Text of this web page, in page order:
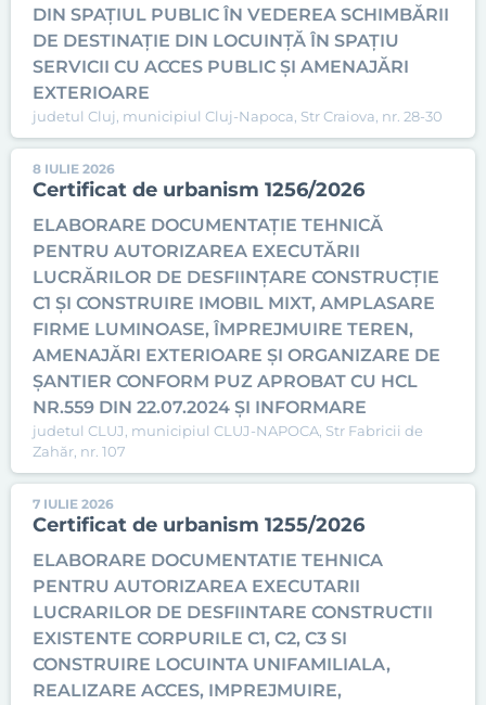
DIN SPAȚIUL PUBLIC ÎN VEDEREA SCHIMBĂRII
DE DESTINAȚIE DIN LOCUINȚĂ ÎN SPAȚIU
SERVICII CU ACCES PUBLIC ȘI AMENAJĂRI
EXTERIOARE
judetul Cluj, municipiul Cluj-Napoca, Str Craiova, nr. 28-30
8 IULIE 2026
Certificat de urbanism 1256/2026
ELABORARE DOCUMENTAȚIE TEHNICĂ
PENTRU AUTORIZAREA EXECUTĂRII
LUCRĂRILOR DE DESFIINȚARE CONSTRUCȚIE
C1 ȘI CONSTRUIRE IMOBIL MIXT, AMPLASARE
FIRME LUMINOASE, ÎMPREJMUIRE TEREN,
AMENAJĂRI EXTERIOARE ȘI ORGANIZARE DE
ȘANTIER CONFORM PUZ APROBAT CU HCL
NR.559 DIN 22.07.2024 ȘI INFORMARE
judetul CLUJ, municipiul CLUJ-NAPOCA, Str Fabricii de
Zahăr, nr. 107
7 IULIE 2026
Certificat de urbanism 1255/2026
ELABORARE DOCUMENTATIE TEHNICA
PENTRU AUTORIZAREA EXECUTARII
LUCRARILOR DE DESFIINTARE CONSTRUCTII
EXISTENTE CORPURILE C1, C2, C3 SI
CONSTRUIRE LOCUINTA UNIFAMILIALA,
REALIZARE ACCES, IMPREJMUIRE,